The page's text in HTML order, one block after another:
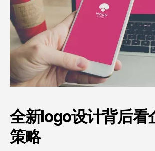
全新logo设计背后看
策略